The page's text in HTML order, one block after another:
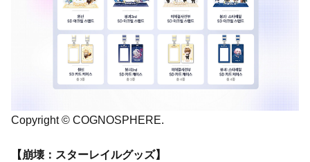
Copyright © COGNOSPHERE.
【崩壊：スターレイルグッズ】